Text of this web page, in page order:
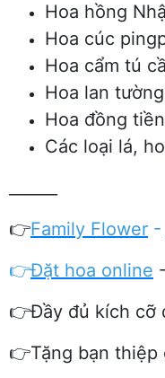
Hoa hồng
Hoa cúc
Hoa cẩm tú
Hoa lan tường
Hoa đồng
Các loại lá,
👉Family Flower -
👉Đặt hoa online
👉Đầy đủ kích cỡ
👉Tặng bạn thiệp